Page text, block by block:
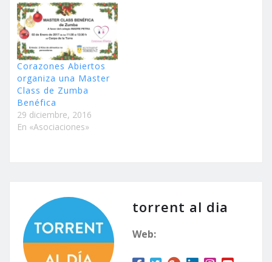
Corazones Abiertos
organiza una Master
Class de Zumba
Benéfica
29 diciembre, 2016
En «Asociaciones»
torrent al dia
Web: